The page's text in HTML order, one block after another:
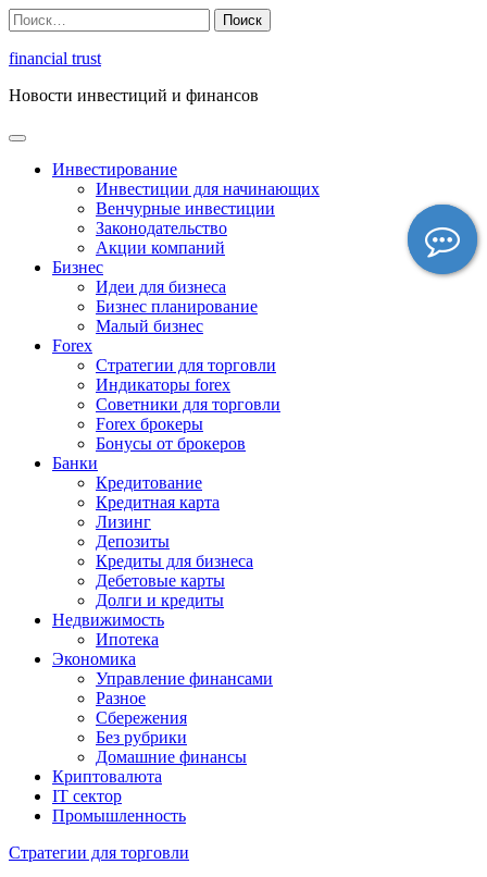
Перейти
к
содержимому
Найти:
financial trust
Новости инвестиций и финансов
Инвестирование
Инвестиции для начинающих
Венчурные инвестиции
Законодательство
Акции компаний
Бизнес
Идеи для бизнеса
Бизнес планирование
Малый бизнес
Forex
Стратегии для торговли
Индикаторы forex
Советники для торговли
Forex брокеры
Бонусы от брокеров
Банки
Кредитование
Кредитная карта
Лизинг
Депозиты
Кредиты для бизнеса
Дебетовые карты
Долги и кредиты
Недвижимость
Ипотека
Экономика
Управление финансами
Разное
Сбережения
Без рубрики
Домашние финансы
Криптовалюта
IT сектор
Промышленность
Стратегии для торговли